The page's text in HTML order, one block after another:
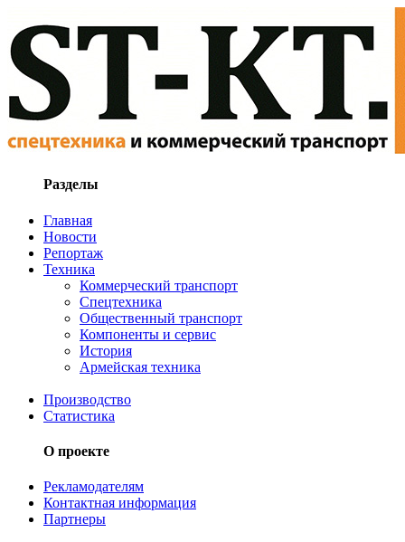
Разделы
Главная
Новости
Репортаж
Техника
Коммерческий транспорт
Спецтехника
Общественный транспорт
Компоненты и сервис
История
Армейская техника
Производство
Статистика
О проекте
Рекламодателям
Контактная информация
Партнеры